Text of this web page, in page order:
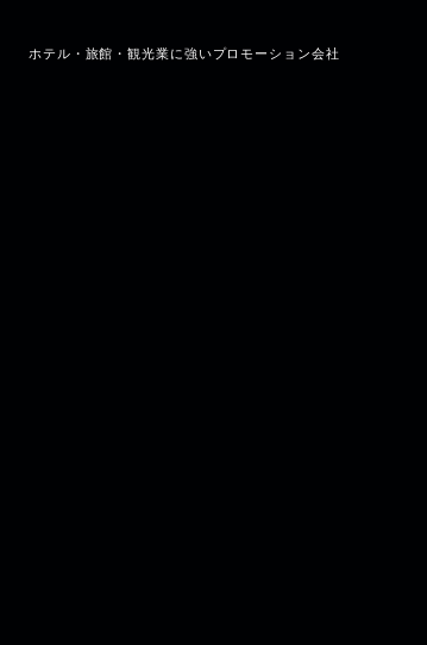
ホテル・旅館・観光業に強いプロモーション会社